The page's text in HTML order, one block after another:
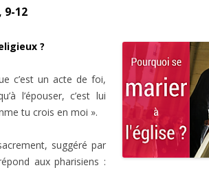
9-12
?
c’est un acte de foi,
l’épouser, c’est lui
tu crois en moi ».
suggéré par
aux pharisiens :